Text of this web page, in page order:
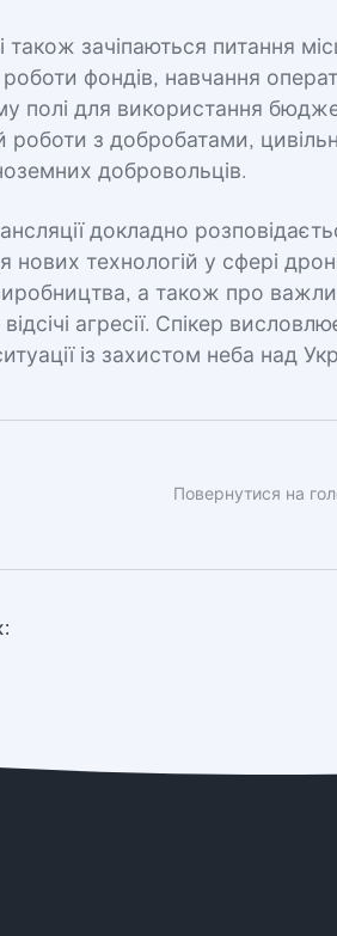
також зачіпаються питання
фондів, навчання
полі для використання
роботи з добробатами,
добровольців.
докладно
нових технологій у сфері
а також про
відсічі агресії. Спікер
із захистом неба над
Повернутися на